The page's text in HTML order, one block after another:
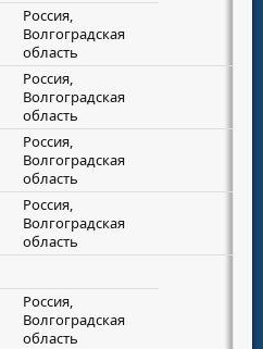
Россия,
Волгоградская
область
Россия,
Волгоградская
область
Россия,
Волгоградская
область
Россия,
Волгоградская
область
Россия,
Волгоградская
область